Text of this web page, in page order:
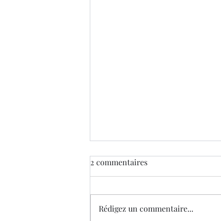
Le Noël de Delitt
Nous avons eu grand plaisir à
vous souhaitons d'être gâtés et
2 commentaires
Rédigez un commentaire...